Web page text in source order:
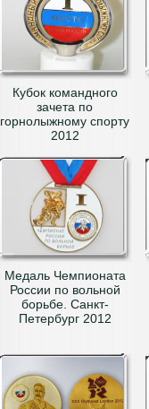
Кубок командного
зачета по
горнолыжному спорту
2012
Медаль Чемпионата
России по вольной
борьбе. Санкт-
Петербург 2012